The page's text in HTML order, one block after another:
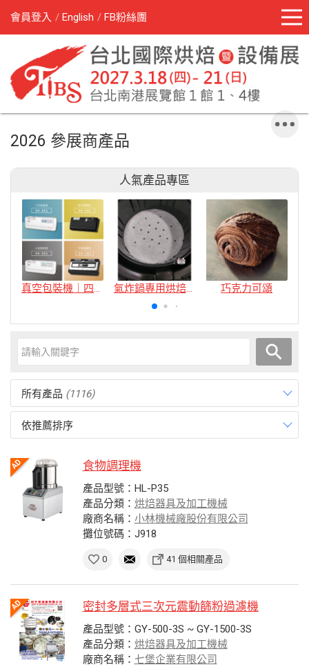
會員登入 English FB粉絲團
2026 參展商產品
人氣產品專區
真空包裝機｜四款 氣炸鍋專用烘焙紙 巧克力可頌
所有產品 (1116)
依推薦排序
食物調理機
產品型號：HL-P35
產品分類： 烘焙器具及加工機械
廠商名稱： 小林機械廠股份有限公司
攤位號碼：J918
0 41 個相關產品
密封多層式三次元震動篩粉過濾機
產品型號：GY-500-3S ~ GY-1500-3S
產品分類： 烘焙器具及加工機械
廠商名稱： 七堡企業有限公司